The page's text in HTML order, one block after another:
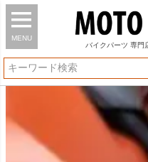
MENU
バイク パーツ 専門